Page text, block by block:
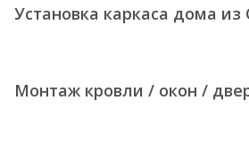
Установка каркаса дома
Монтаж кровли / окон /